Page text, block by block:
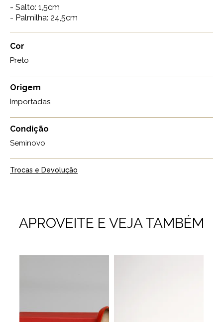
- Salto: 1,5cm
- Palmilha: 24,5cm
Cor
Preto
Origem
Importadas
Condição
Seminovo
Trocas e Devolução
APROVEITE E VEJA TAMBÉM